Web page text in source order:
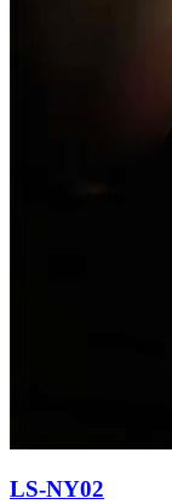
LS-NY02